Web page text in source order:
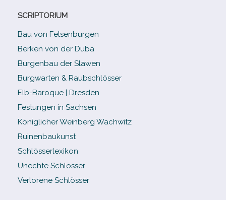
SCRIPTORIUM
Bau von Felsenburgen
Berken von der Duba
Burgenbau der Slawen
Burgwarten & Raubschlösser
Elb-​Baroque | Dresden
Festungen in Sachsen
Königlicher Weinberg Wachwitz
Ruinenbaukunst
Schlösserlexikon
Unechte Schlösser
Verlorene Schlösser